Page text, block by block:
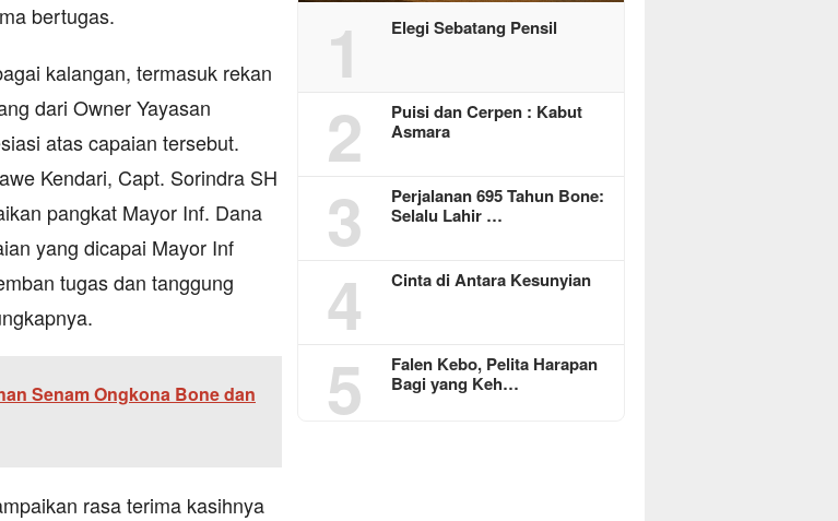
bertugas.
kalangan, termasuk rekan
dari Owner Yayasan
atas capaian tersebut.
Kendari, Capt. Sorindra SH
pangkat Mayor Inf. Dana
yang dicapai Mayor Inf
tugas dan tanggung
Senam Ongkona Bone dan
rasa terima kasihnya
1 Elegi Sebatang Pensil
2
Puisi dan Cerpen : Kabut
Asmara
3
Perjalanan 695 Tahun Bone:
Selalu Lahir …
4 Cinta di Antara Kesunyian
5
Falen Kebo, Pelita Harapan
Bagi yang Keh…